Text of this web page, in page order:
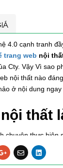
4.0 cạnh tranh
trang web nội
Cty. Vậy Vì sao
nội thất nào
ở nội dung ngay
thất
chuyên thực hiện
kinh doanh
nền tảng mạng.